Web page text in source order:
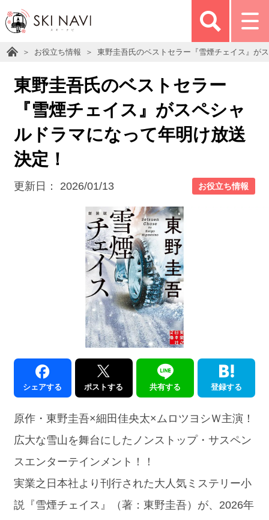
お役立ち情報 東野圭吾氏のベストセラー『雪煙チェイス』が
東野圭吾氏のベストセラー
『雪煙チェイス』がスペシャ
ルドラマになって年明け放送
決定！
更新日： 2026/01/13 お役立ち情報
シェアする ポストする 共有する 登録する
原作・東野圭吾×細田佳央太×ムロツヨシＷ主演！
広大な雪山を舞台にしたノンストップ・サスペン
スエンターテインメント！！
実業之日本社より刊行された大人気ミステリー小
説『雪煙チェイス』（著：東野圭吾）が、2026年